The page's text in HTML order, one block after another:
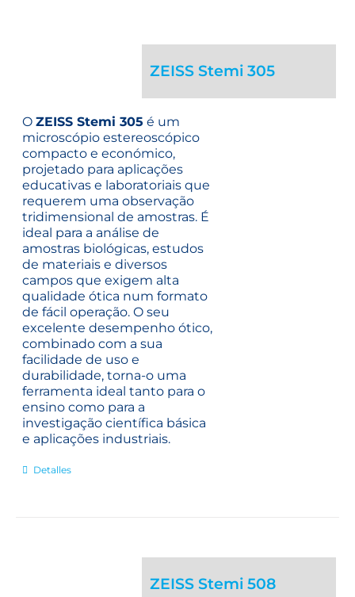
ZEISS Stemi 305
OZEISS Stemi 305 é um
microscópio estereoscópico
compacto e económico,
projetado para aplicações
educativas e laboratoriais que
requerem uma observação
tridimensional de amostras. É
ideal para a análise de
amostras biológicas, estudos
de materiais e diversos
campos que exigem alta
qualidade ótica num formato
de fácil operação. O seu
excelente desempenho ótico,
combinado com a sua
facilidade de uso e
durabilidade, torna-o uma
ferramenta ideal tanto para o
ensino como para a
investigação científica básica
e aplicações industriais.
Detalles
ZEISS Stemi 508